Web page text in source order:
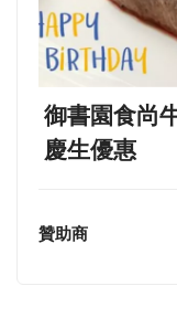
御書園食尚
慶生優惠
贊助商